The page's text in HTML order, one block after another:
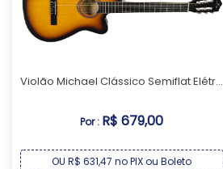
Violão Michael Clássico Semiflat Elétr...
Por : R$ 679,00
OU R$ 631,47 no PIX ou Boleto